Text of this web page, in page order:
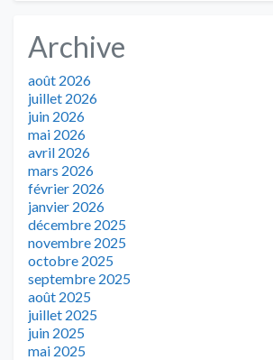
Archive
août 2026
juillet 2026
juin 2026
mai 2026
avril 2026
mars 2026
février 2026
janvier 2026
décembre 2025
novembre 2025
octobre 2025
septembre 2025
août 2025
juillet 2025
juin 2025
mai 2025